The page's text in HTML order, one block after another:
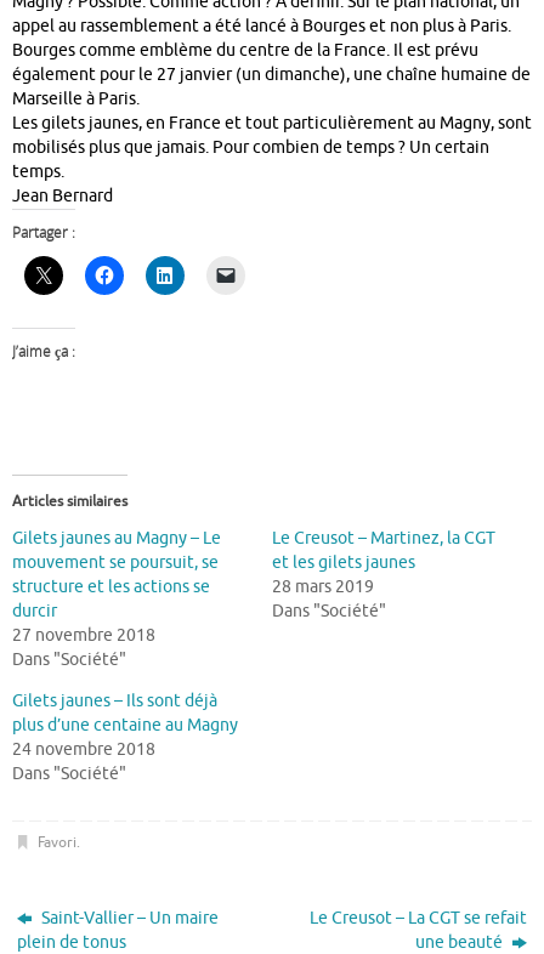
appel au rassemblement a été lancé à Bourges et non plus à Paris.
Bourges comme emblème du centre de la France. Il est prévu
également pour le 27 janvier (un dimanche), une chaîne humaine de
Marseille à Paris.
Les gilets jaunes, en France et tout particulièrement au Magny, sont
mobilisés plus que jamais. Pour combien de temps ? Un certain
temps.
Jean Bernard
Partager :
J’aime ça :
Articles similaires
Gilets jaunes au Magny – Le
mouvement se poursuit, se
structure et les actions se
durcir
27 novembre 2018
Dans "Société"
Le Creusot – Martinez, la CGT
et les gilets jaunes
28 mars 2019
Dans "Société"
Gilets jaunes – Ils sont déjà
plus d’une centaine au Magny
24 novembre 2018
Dans "Société"
Favori.
Saint-Vallier – Un maire
plein de tonus
Le Creusot – La CGT se refait
une beauté